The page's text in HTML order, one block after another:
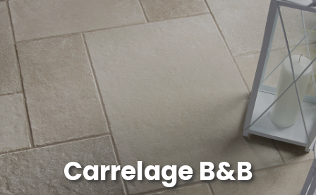
Carrelage B&B